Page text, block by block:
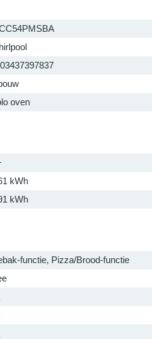
oven
kWh
kWh
functie, Pizza/Brood-functie